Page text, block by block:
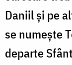
Daniil și pe
se numește
departe